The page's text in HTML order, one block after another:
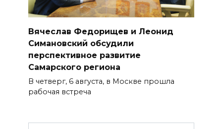
Вячеслав Федорищев и Леонид
Симановский обсудили
перспективное развитие
Самарского региона
В четверг, 6 августа, в Москве прошла
рабочая встреча